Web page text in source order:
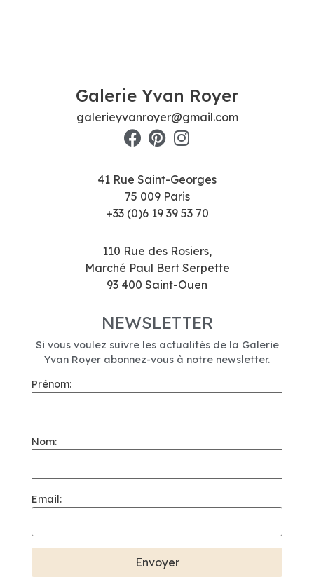
Galerie Yvan Royer
galerieyvanroyer@gmail.com
41 Rue Saint-Georges
75 009 Paris
+33 (0)6 19 39 53 70
110 Rue des Rosiers,
Marché Paul Bert Serpette
93 400 Saint-Ouen
NEWSLETTER
Si vous voulez suivre les actualités de la Galerie
Yvan Royer abonnez-vous à notre newsletter.
Prénom:
Nom:
Email: